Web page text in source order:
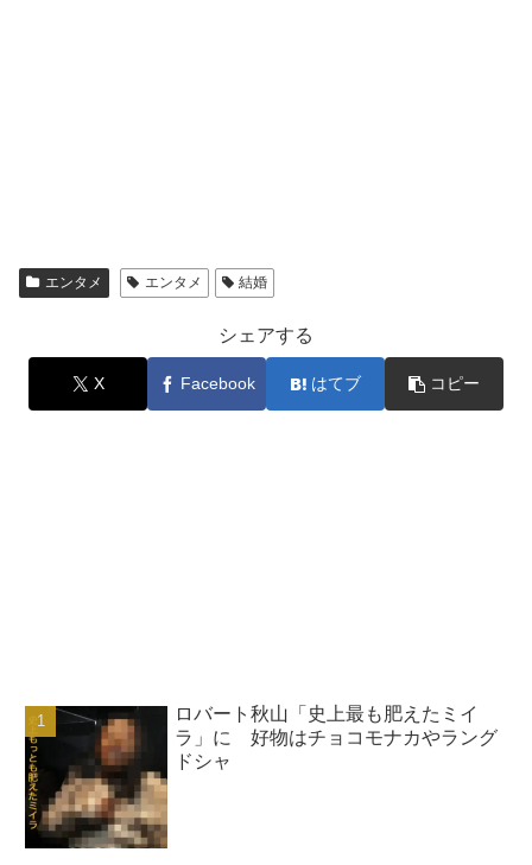
エンタメ エンタメ 結婚
シェアする
X Facebook はてブ コピー
ロバート秋山「史上最も肥えたミイ
ラ」に 好物はチョコモナカやラング
ドシャ